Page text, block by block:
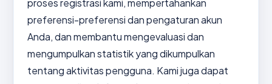
proses registrasi kami, mempertahankan
preferensi-preferensi dan pengaturan akun
Anda, dan membantu mengevaluasi dan
mengumpulkan statistik yang dikumpulkan
tentang aktivitas pengguna. Kami juga dapat